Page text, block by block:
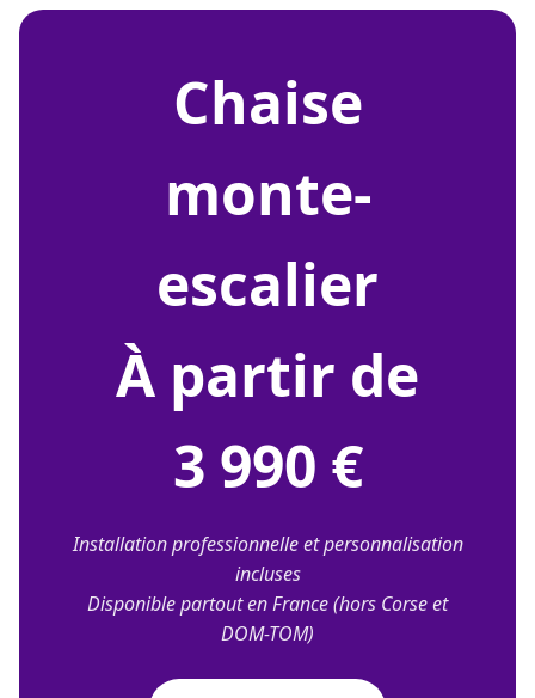
chaise
monte-
escalier
À partir de
3 990 €
Installation professionnelle et personnalisation
incluses
Disponible partout en France (hors Corse et
DOM-TOM)